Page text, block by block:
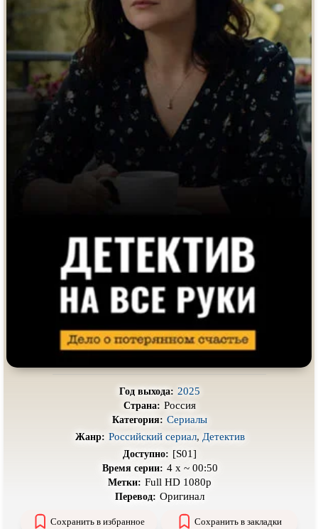
Основанное на реальных
Параллельные миры
Перевод Гоблина Перевод Кубик в Кубе
Перевод Кураж-Бамбей Пеплум
Подростковая жестокость Постапокалипсис
Призраки Про акул
Про апокалипсис Про богов
Про богатых Про вампиров
Про деревню
Про динозавров Про драконов
Про животных Про зомби
лодки
Про космос
Про любовь
Про маньяков исерийных
Про мафию
Про пиратов
Про подростков Про путешествия
Про рыцарей
Про собак
Год выхода: 2025
Страна: Россия
Категория: Сериалы
Жанр: Российский сериал, Детектив
Доступно: [S01]
Время серии: 4 х ~ 00:50
Метки: Full HD 1080p
Перевод: Оригинал
Сохранить в избранное Сохранить в закладки